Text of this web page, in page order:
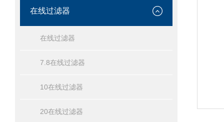
在线过滤器
在线过滤器
7.8在线过滤器
10在线过滤器
20在线过滤器